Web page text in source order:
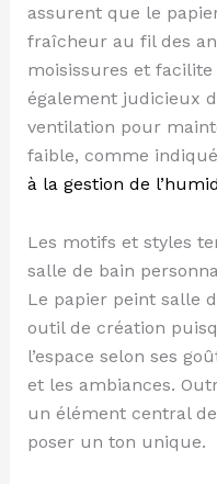
assurent que le
fraîcheur au fil des
moisissures et facilite
également judicieux
ventilation pour
faible, comme
à la gestion de
Les motifs et styles
salle de bain
Le papier peint salle
outil de création
l’espace selon ses
et les ambiances.
un élément central
poser un ton unique.